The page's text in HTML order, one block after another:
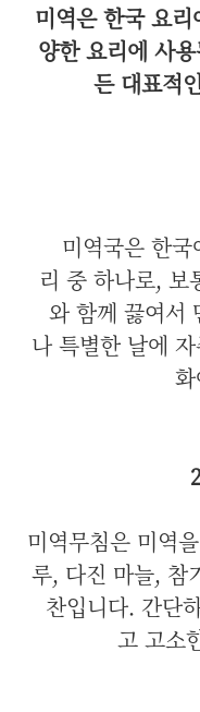
미역은 한국 요
양한 요리에 사
든 대표적
미역국은 한
리 중 하나로, 보
와 함께 끓여서
나 특별한 날에
미역무침은 미역
루, 다진 마늘, 참
찬입니다. 간단
고 고소